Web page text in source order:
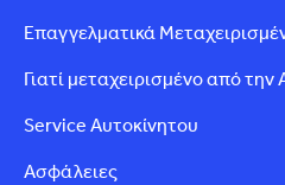
Επαγγελματικά
Γιατί μεταχειρισμένο από
Service Αυτοκίνητου
Ασφάλειες